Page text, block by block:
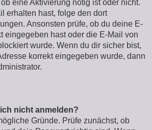
eine Aktivierung nötig ist oder nicht.
erhalten hast, folge den dort
Ansonsten prüfe, ob du deine E-
eingegeben hast oder die E-Mail von
wurde. Wenn du dir sicher bist,
korrekt eingegeben wurde, dann
nicht anmelden?
Gründe. Prüfe zunächst, ob